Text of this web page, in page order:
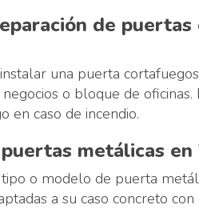
de
una puerta
o bloque de
en caso de incendio.
metálicas
o modelo de puerta
a su caso concreto